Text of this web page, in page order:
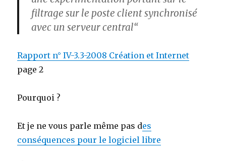
filtrage sur le poste client synchronisé
avec un serveur central“
Rapport n° IV-3.3-2008 Création et Internet
page 2
Pourquoi ?
Et je ne vous parle même pas des
conséquences pour le logiciel libre